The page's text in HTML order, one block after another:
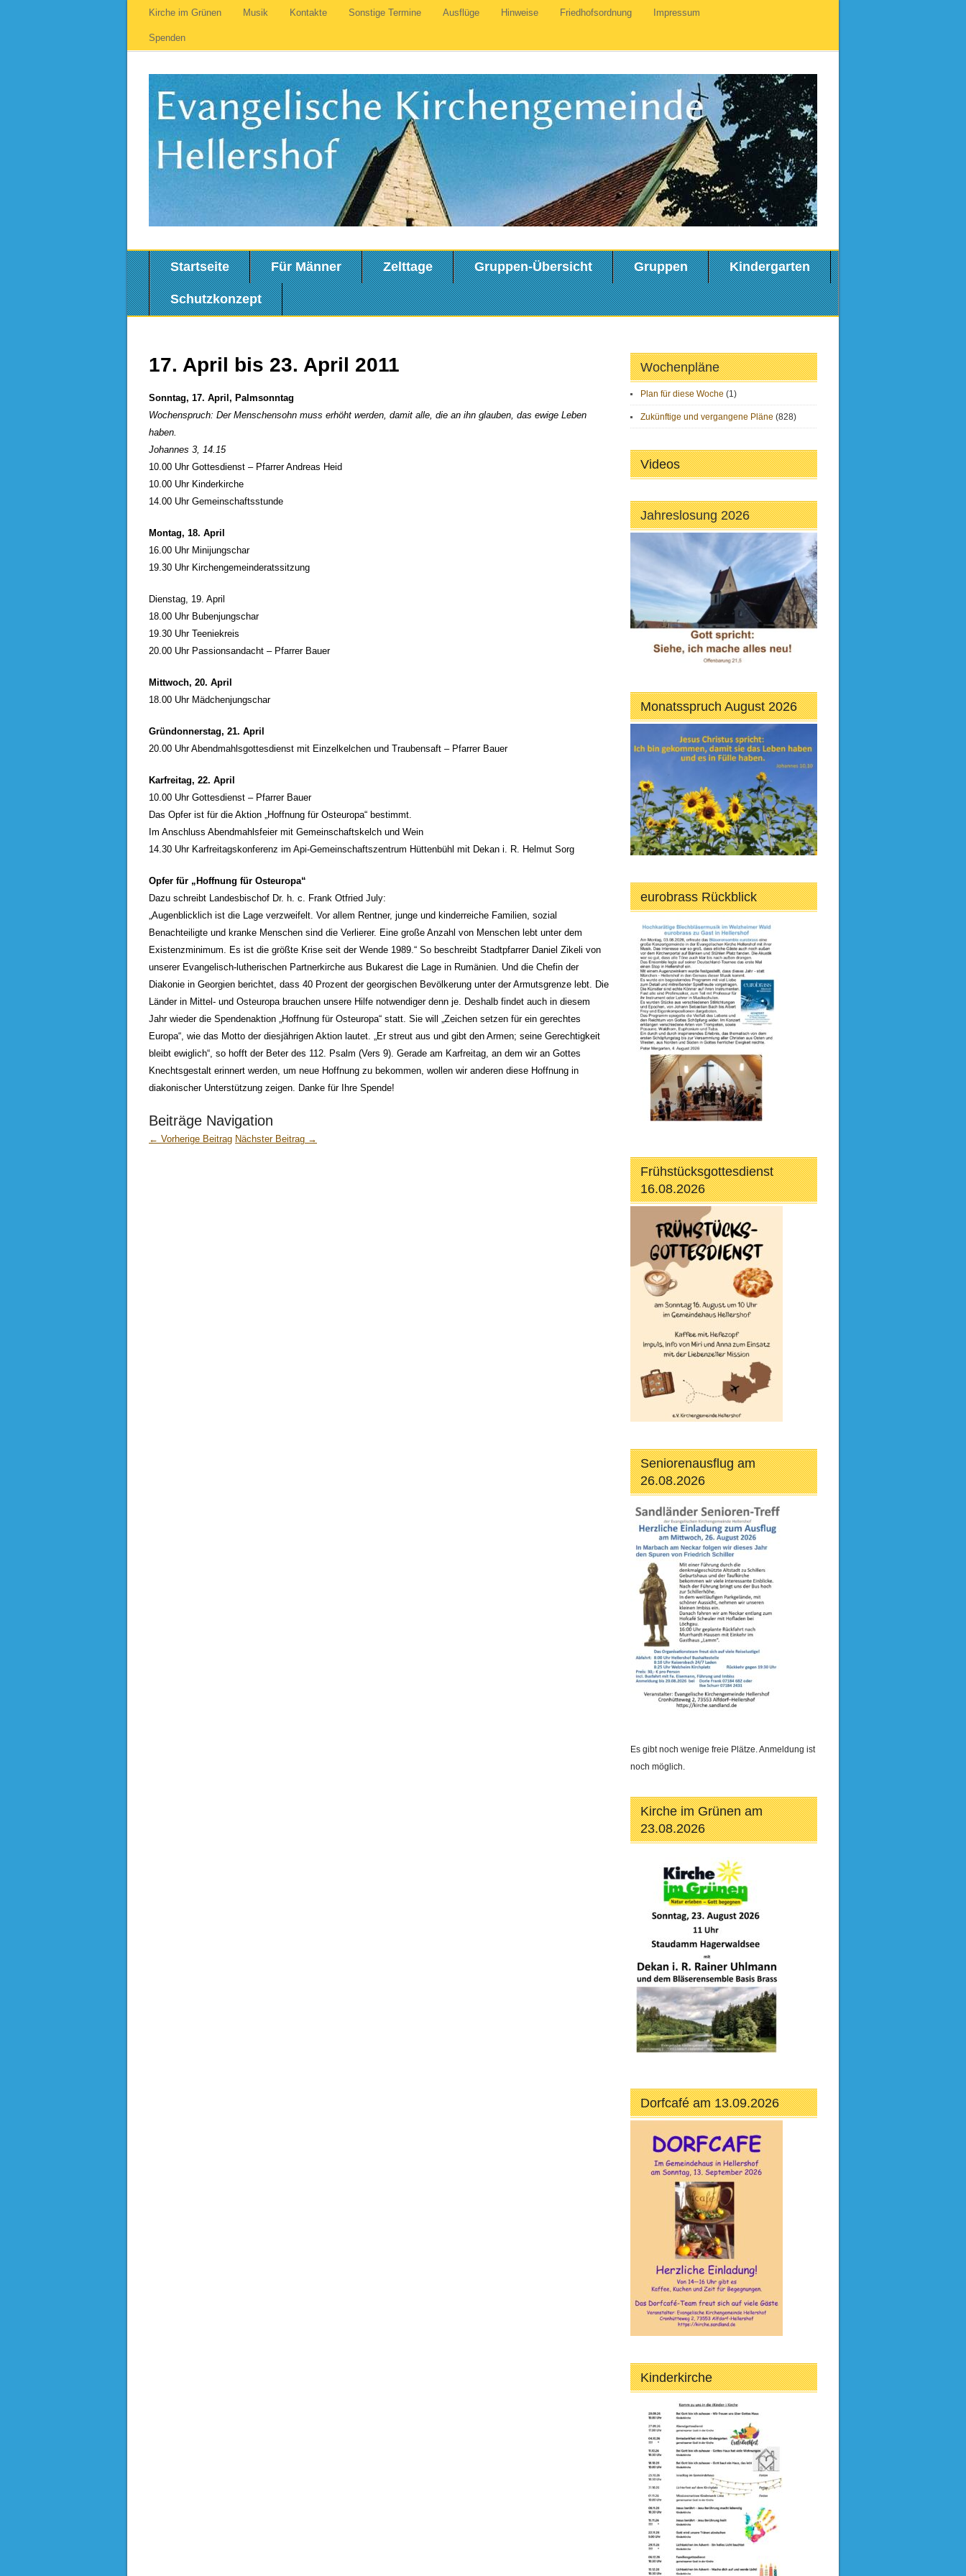
Kirche im Grünen Musik Kontakte Sonstige Termine Ausflüge Hinweise Friedhofsordnung Impressum
Spenden
Startseite Für Männer Zelttage Gruppen-Übersicht Gruppen Kindergarten
Schutzkonzept
17. April bis 23. April 2011
Sonntag, 17. April, Palmsonntag
Wochenspruch: Der Menschensohn muss erhöht werden, damit alle, die an ihn glauben, das ewige Leben
haben.
Johannes 3, 14.15
10.00 Uhr Gottesdienst – Pfarrer Andreas Heid
10.00 Uhr Kinderkirche
14.00 Uhr Gemeinschaftsstunde
Montag, 18. April
16.00 Uhr Minijungschar
19.30 Uhr Kirchengemeinderatssitzung
Dienstag, 19. April
18.00 Uhr Bubenjungschar
19.30 Uhr Teeniekreis
20.00 Uhr Passionsandacht – Pfarrer Bauer
Mittwoch, 20. April
18.00 Uhr Mädchenjungschar
Gründonnerstag, 21. April
20.00 Uhr Abendmahlsgottesdienst mit Einzelkelchen und Traubensaft – Pfarrer Bauer
Karfreitag, 22. April
10.00 Uhr Gottesdienst – Pfarrer Bauer
Das Opfer ist für die Aktion „Hoffnung für Osteuropa“ bestimmt.
Im Anschluss Abendmahlsfeier mit Gemeinschaftskelch und Wein
14.30 Uhr Karfreitagskonferenz im Api-Gemeinschaftszentrum Hüttenbühl mit Dekan i. R. Helmut Sorg
Opfer für „Hoffnung für Osteuropa“
Dazu schreibt Landesbischof Dr. h. c. Frank Otfried July:
„Augenblicklich ist die Lage verzweifelt. Vor allem Rentner, junge und kinderreiche Familien, sozial
Benachteiligte und kranke Menschen sind die Verlierer. Eine große Anzahl von Menschen lebt unter dem
Existenzminimum. Es ist die größte Krise seit der Wende 1989.“ So beschreibt Stadtpfarrer Daniel Zikeli von
unserer Evangelisch-lutherischen Partnerkirche aus Bukarest die Lage in Rumänien. Und die Chefin der
Diakonie in Georgien berichtet, dass 40 Prozent der georgischen Bevölkerung unter der Armutsgrenze lebt. Die
Länder in Mittel- und Osteuropa brauchen unsere Hilfe notwendiger denn je. Deshalb findet auch in diesem
Jahr wieder die Spendenaktion „Hoffnung für Osteuropa“ statt. Sie will „Zeichen setzen für ein gerechtes
Europa“, wie das Motto der diesjährigen Aktion lautet. „Er streut aus und gibt den Armen; seine Gerechtigkeit
bleibt ewiglich“, so hofft der Beter des 112. Psalm (Vers 9). Gerade am Karfreitag, an dem wir an Gottes
Knechtsgestalt erinnert werden, um neue Hoffnung zu bekommen, wollen wir anderen diese Hoffnung in
diakonischer Unterstützung zeigen. Danke für Ihre Spende!
Beiträge Navigation
← Vorherige Beitrag Nächster Beitrag →
Wochenpläne
Plan für diese Woche (1)
Zukünftige und vergangene Pläne (828)
Videos
Jahreslosung 2026
Monatsspruch August 2026
eurobrass Rückblick
Frühstücksgottesdienst
16.08.2026
Seniorenausflug am
26.08.2026
Es gibt noch wenige freie Plätze. Anmeldung ist
noch möglich.
Kirche im Grünen am
23.08.2026
Dorfcafé am 13.09.2026
Kinderkirche